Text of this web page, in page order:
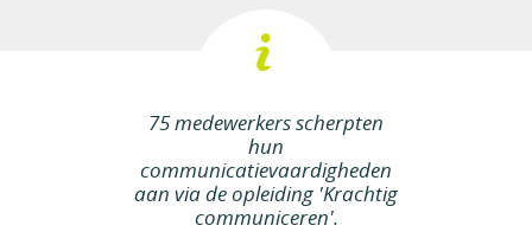
75 medewerkers scherpten
hun
communicatievaardigheden
aan via de opleiding 'Krachtig
communiceren'.